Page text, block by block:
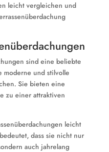
leicht vergleichen und
sind eine beliebte
und stilvolle
Sie bieten eine
zu einer attraktiven
leicht
dass sie nicht nur
auch jahrelang